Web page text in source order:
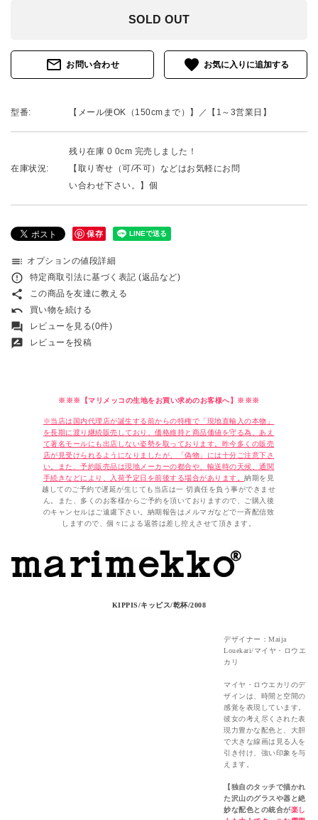
SOLD OUT
mail_outline お問い合わせ favorite
型番: 【メール便OK（150cmまで）】／【1～3営業日】
在庫状況:
残り在庫 0 0cm 完売しました！
【取り寄せ（可/不可）などはお気軽にお問
い合わせ下さい。】個
保存
toc オプションの値段詳細
error_outline 特定商取引法に基づく表記 (返品など)
share この商品を友達に教える
undo 買い物を続ける
forum レビューを見る(0件)
rate_review レビューを投稿
※※※【マリメッコの生地をお買い求めのお客様へ】※※※
※当店は国内代理店が誕生する前からの特権で「現地直輸入の本物」
を長期に渡り継続販売しており、価格維持と商品価値を守る為、あえ
て著名モールにも出店しない姿勢を取っております。昨今多くの販売
店が見受けられるようになりましたが、「偽物」には十分ご注意下さ
い。また、予約販売品は現地メーカーの都合や、輸送時の天候、通関
手続きなどにより、入荷予定日を前後する場合があります。納期を見
越してのご予約で遅延が生じても当店は一 切責任を負う事ができませ
ん。また、多くのお客様からご予約を頂いておりますので、ご購入後
のキャンセルはご遠慮下さい。納期報告はメルマガなどで一斉配信致
しますので、個々による返答は差し控えさせて頂きます。
KIPPIS/キッピス/乾杯/2008
デザイナー：Maija
Louekari/マイヤ・ロウエ
カリ
マイヤ・ロウエカリのデ
ザインは、時間と空間の
感覚を表現しています。
彼女の考え尽くされた表
現力豊かな配色と、大胆
で大きな線画は見る人を
引き付け、強い印象を与
えます。
【独自のタッチで描かれ
た沢山のグラスや器と絶
妙な配色との統合が楽し